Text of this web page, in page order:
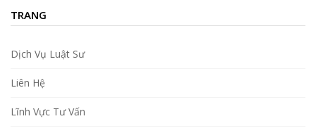
TRANG
Dịch Vụ Luật Sư
Liên Hệ
Lĩnh Vực Tư Vấn